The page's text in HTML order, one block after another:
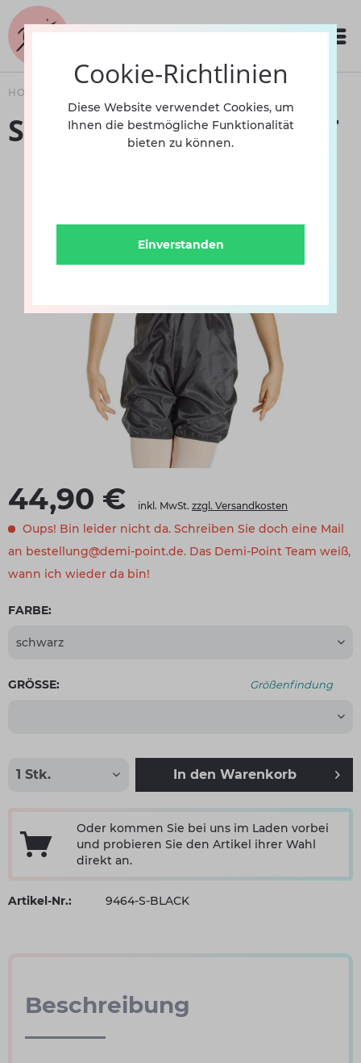
HOME
Schwitzanzug 9464 INT
44,90 € inkl. MwSt. zzgl. Versandkosten
Oups! Bin leider nicht da. Schreiben Sie doch eine Mail
an bestellung@demi-point.de. Das Demi-Point Team weiß,
wann ich wieder da bin!
FARBE:
GRÖSSE: Größenfindung
In den Warenkorb
Oder kommen Sie bei uns im Laden vorbei
und probieren Sie den Artikel ihrer Wahl
direkt an.
Artikel-Nr.: 9464-S-BLACK
Beschreibung
Cookie-Richtlinien
Diese Website verwendet Cookies, um
Ihnen die bestmögliche Funktionalität
bieten zu können.
Einverstanden